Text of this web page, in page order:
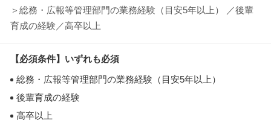
＞総務・広報等管理部門の業務経験（目安5年以上） ／後輩
育成の経験／高卒以上
【必須条件】いずれも必須
総務・広報等管理部門の業務経験（目安5年以上）
後輩育成の経験
高卒以上